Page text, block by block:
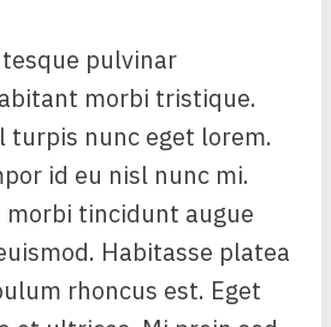
pulvinar
morbi tristique.
turpis nunc eget lorem.
id eu nisl nunc mi.
tincidunt augue
Habitasse platea
rhoncus est. Eget